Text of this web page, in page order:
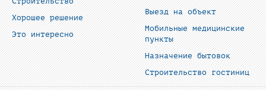
Хорошее решение
Это интересно
Выезд на объект
Мобильные медицинские
пункты
Назначение бытовок
Строительство гостиниц